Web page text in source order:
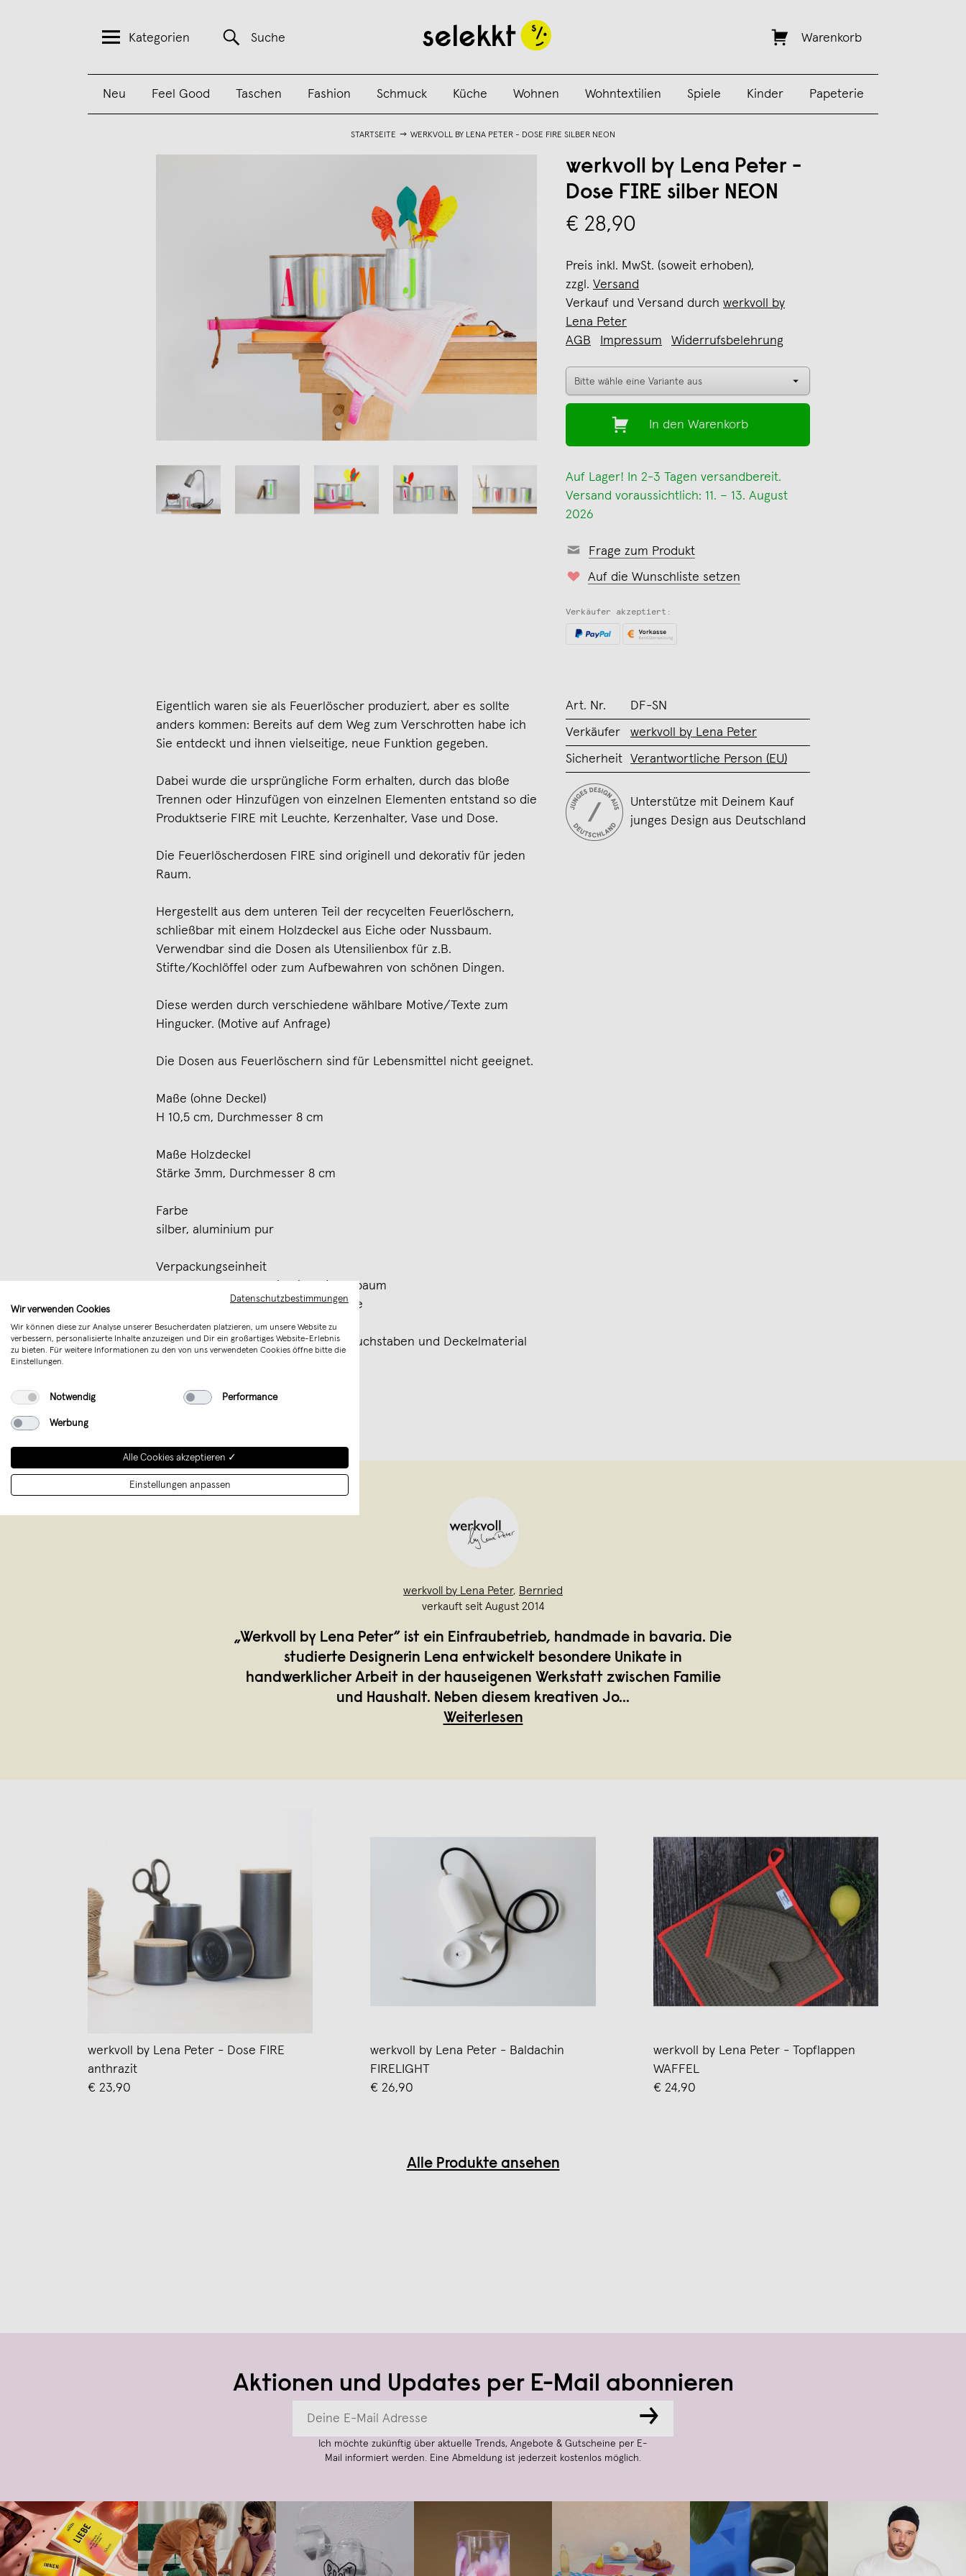
Kategorien Suche Warenkorb
Neu Feel Good Taschen Fashion Schmuck Küche Wohnen Wohntextilien Spiele Kinder Papeterie
STARTSEITE WERKVOLL BY LENA PETER - DOSE FIRE SILBER NEON
werkvoll by Lena Peter -
Dose FIRE silber NEON
€ 28,90
Preis inkl. MwSt. (soweit erhoben),
zzgl. Versand
Verkauf und Versand durch werkvoll by
Lena Peter
AGB
Impressum Widerrufsbelehrung
In den Warenkorb
Auf Lager! In 2-3 Tagen versandbereit.
Versand voraussichtlich: 11. – 13. August
2026
Frage zum Produkt
Auf die Wunschliste setzen
Verkäufer akzeptiert:
Eigentlich waren sie als Feuerlöscher produziert, aber es sollte
anders kommen: Bereits auf dem Weg zum Verschrotten habe ich
Sie entdeckt und ihnen vielseitige, neue Funktion gegeben.
Dabei wurde die ursprüngliche Form erhalten, durch das bloße
Trennen oder Hinzufügen von einzelnen Elementen entstand so die
Produktserie FIRE mit Leuchte, Kerzenhalter, Vase und Dose.
Die Feuerlöscherdosen FIRE sind originell und dekorativ für jeden
Raum.
Hergestellt aus dem unteren Teil der recycelten Feuerlöschern,
schließbar mit einem Holzdeckel aus Eiche oder Nussbaum.
Verwendbar sind die Dosen als Utensilienbox für z.B.
Stifte/Kochlöffel oder zum Aufbewahren von schönen Dingen.
Diese werden durch verschiedene wählbare Motive/Texte zum
Hingucker. (Motive auf Anfrage)
Die Dosen aus Feuerlöschern sind für Lebensmittel nicht geeignet.
Maße (ohne Deckel)
H 10,5 cm, Durchmesser 8 cm
Maße Holzdeckel
Stärke 3mm, Durchmesser 8 cm
Farbe
silber, aluminium pur
Verpackungseinheit
1 Dose FIRE + Deckel in Eiche/Nussbaum
mit Buchstabe in gewünschter Farbe
Bitte bei Bestellung gewünschten Buchstaben und Deckelmaterial
Merken
Art. Nr. DF-SN
Verkäufer werkvoll by Lena Peter
Sicherheit Verantwortliche Person (EU)
Unterstütze mit Deinem Kauf
junges Design aus Deutschland
werkvoll by Lena Peter, Bernried
verkauft seit August 2014
„Werkvoll by Lena Peter“ ist ein Einfraubetrieb, handmade in bavaria. Die
studierte Designerin Lena entwickelt besondere Unikate in
handwerklicher Arbeit in der hauseigenen Werkstatt zwischen Familie
und Haushalt. Neben diesem kreativen Jo...
Weiterlesen
werkvoll by Lena Peter - Dose FIRE
anthrazit
€ 23,90
werkvoll by Lena Peter - Baldachin
FIRELIGHT
€ 26,90
werkvoll by Lena Peter - Topflappen
WAFFEL
€ 24,90
Alle Produkte ansehen
Aktionen und Updates per E-Mail abonnieren
→
Ich möchte zukünftig über aktuelle Trends, Angebote & Gutscheine per E-
Mail informiert werden. Eine Abmeldung ist jederzeit kostenlos möglich.
Datenschutzbestimmungen
Wir verwenden Cookies
Wir können diese zur Analyse unserer Besucherdaten platzieren, um unsere Website zu
verbessern, personalisierte Inhalte anzuzeigen und Dir ein großartiges Website-Erlebnis
zu bieten. Für weitere Informationen zu den von uns verwendeten Cookies öffne bitte die
Einstellungen.
Notwendig Performance
Werbung
Alle Cookies akzeptieren ✓
Einstellungen anpassen